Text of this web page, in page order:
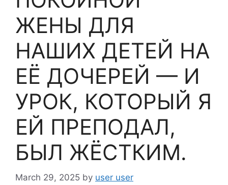
ЖЕНЫ ДЛЯ
НАШИХ ДЕТЕЙ НА
ЕЁ ДОЧЕРЕЙ — И
УРОК, КОТОРЫЙ Я
ЕЙ ПРЕПОДАЛ,
БЫЛ ЖЁСТКИМ.
March 29, 2025 by user user